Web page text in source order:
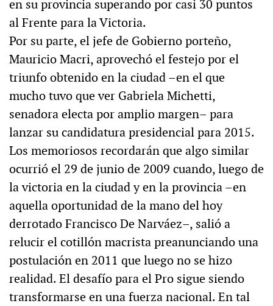
en su provincia superando por casi 30 puntos
al Frente para la Victoria.
Por su parte, el jefe de Gobierno porteño,
Mauricio Macri, aprovechó el festejo por el
triunfo obtenido en la ciudad –en el que
mucho tuvo que ver Gabriela Michetti,
senadora electa por amplio margen– para
lanzar su candidatura presidencial para 2015.
Los memoriosos recordarán que algo similar
ocurrió el 29 de junio de 2009 cuando, luego de
la victoria en la ciudad y en la provincia –en
aquella oportunidad de la mano del hoy
derrotado Francisco De Narváez–, salió a
relucir el cotillón macrista preanunciando una
postulación en 2011 que luego no se hizo
realidad. El desafío para el Pro sigue siendo
transformarse en una fuerza nacional. En tal